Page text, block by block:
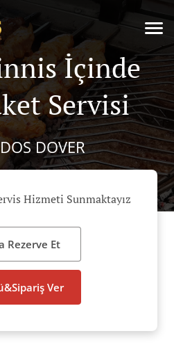
İçinde
Servisi
DOVER
Hizmeti Sunmaktayız
Rezerve Et
Ver